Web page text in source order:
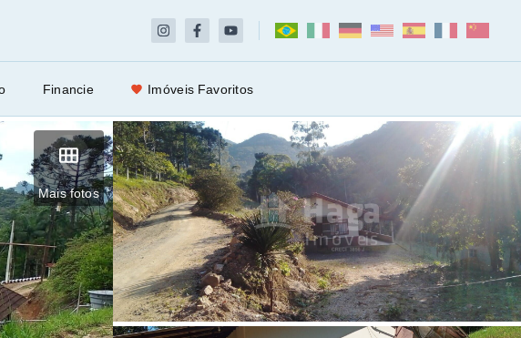
Financie Imóveis Favoritos
Mais fotos